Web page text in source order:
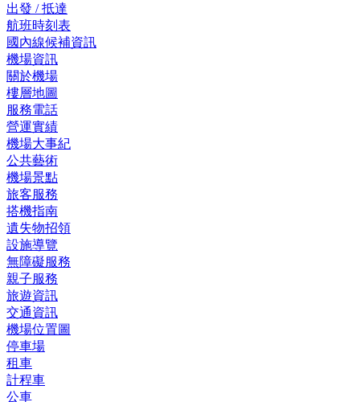
出發 / 抵達
航班時刻表
國內線候補資訊
機場資訊
關於機場
樓層地圖
服務電話
營運實績
機場大事紀
公共藝術
機場景點
旅客服務
搭機指南
遺失物招領
設施導覽
無障礙服務
親子服務
旅遊資訊
交通資訊
機場位置圖
停車場
租車
計程車
公車